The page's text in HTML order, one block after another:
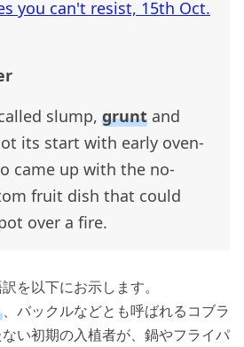
you can't resist, 15th Oct.
slump, grunt and
its start with early oven-
came up with the no-
fruit dish that could
over a fire.
を以下にお示します。
、バックルなどとも呼ばれるコブラ
い初期の入植者が、鍋やフライパ